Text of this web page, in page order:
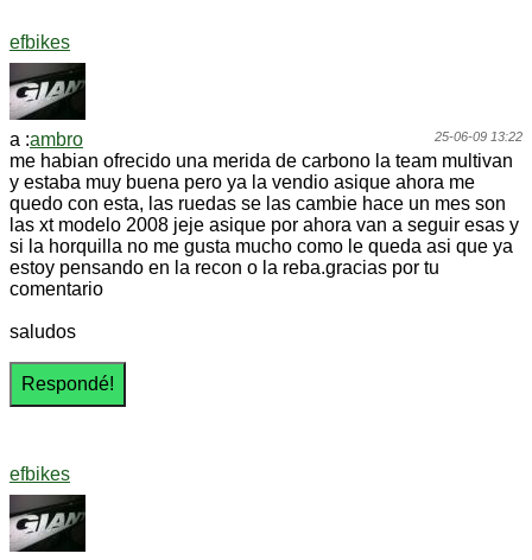
efbikes
25-06-09 13:22
a :ambro
me habian ofrecido una merida de carbono la team multivan
y estaba muy buena pero ya la vendio asique ahora me
quedo con esta, las ruedas se las cambie hace un mes son
las xt modelo 2008 jeje asique por ahora van a seguir esas y
si la horquilla no me gusta mucho como le queda asi que ya
estoy pensando en la recon o la reba.gracias por tu
comentario
saludos
efbikes